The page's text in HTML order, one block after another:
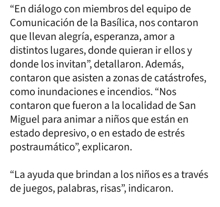
“En diálogo con miembros del equipo de
Comunicación de la Basílica, nos contaron
que llevan alegría, esperanza, amor a
distintos lugares, donde quieran ir ellos y
donde los invitan”, detallaron. Además,
contaron que asisten a zonas de catástrofes,
como inundaciones e incendios. “Nos
contaron que fueron a la localidad de San
Miguel para animar a niños que están en
estado depresivo, o en estado de estrés
postraumático”, explicaron.
“La ayuda que brindan a los niños es a través
de juegos, palabras, risas”, indicaron.